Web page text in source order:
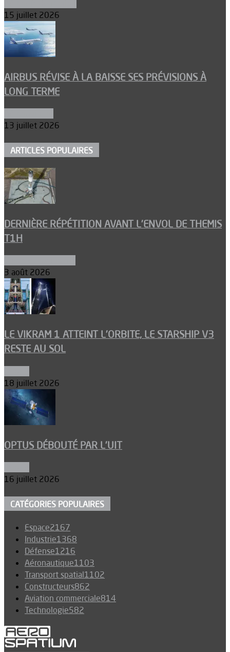
15 juillet 2026
AIRBUS RÉVISE À LA BAISSE SES PRÉVISIONS À
LONG TERME
13 juillet 2026
ARTICLES POPULAIRES
DERNIÈRE RÉPÉTITION AVANT L’ENVOL DE THEMIS
T1H
3 août 2026
LE VIKRAM 1 ATTEINT L’ORBITE, LE STARSHIP V3
RESTE AU SOL
18 juillet 2026
OPTUS DÉBOUTÉ PAR L’UIT
16 juillet 2026
CATÉGORIES POPULAIRES
Espace2167
Industrie1368
Défense1216
Aéronautique1103
Transport spatial1102
Constructeurs862
Aviation commerciale814
Technologie582